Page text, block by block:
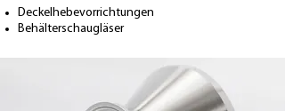
Deckelhebevorrichtungen
Behälterschaugläser